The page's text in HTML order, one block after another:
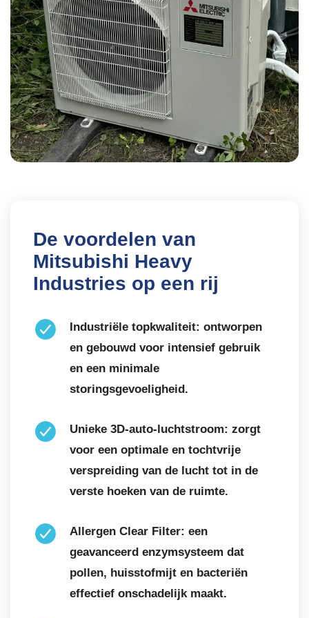
De voordelen van
Mitsubishi Heavy
Industries op een rij
Industriële topkwaliteit: ontworpen
en gebouwd voor intensief gebruik
en een minimale
storingsgevoeligheid.
Unieke 3D-auto-luchtstroom: zorgt
voor een optimale en tochtvrije
verspreiding van de lucht tot in de
verste hoeken van de ruimte.
Allergen Clear Filter: een
geavanceerd enzymsysteem dat
pollen, huisstofmijt en bacteriën
effectief onschadelijk maakt.